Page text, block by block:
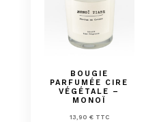
BOUGIE
PARFUMÉE CIRE
VÉGÉTALE –
MONOÏ
13,90 € TTC